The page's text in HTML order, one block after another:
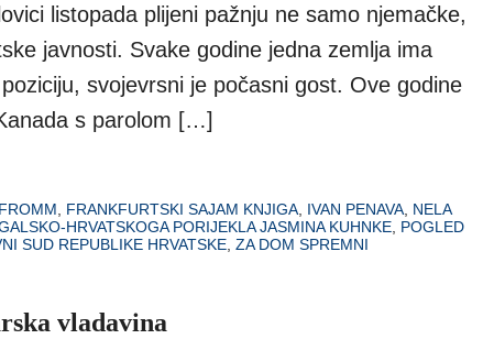
listopada plijeni pažnju ne samo njemačke,
javnosti. Svake godine jedna zemlja ima
svojevrsni je počasni gost. Ove godine
s parolom […]
, FRANKFURTSKI SAJAM KNJIGA, IVAN PENAVA, NELA
HRVATSKOGA PORIJEKLA JASMINA KUHNKE, POGLED
SUD REPUBLIKE HRVATSKE, ZA DOM SPREMNI
vladavina